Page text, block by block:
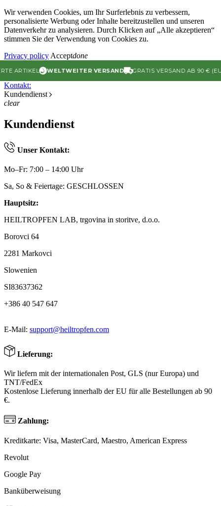
Wir verwenden Cookies, um Ihr Surferlebnis zu verbessern,
personalisierte Werbung oder Inhalte bereitzustellen und unseren
Datenverkehr zu analysieren. Durch Klicken auf „Alle akzeptieren“
stimmen Sie der Verwendung von Cookies zu.
Privacy policy Acceptdone
ARTIKEL WELTWEITER VERSAND GRATIS VERSAND AB 90 € (EU)
Kontakt:
Kundendienst
clear
Kundendienst
Unser Kontakt:
Mo–Fr: 7:00 – 14:00 Uhr
Sa, So & Feiertage: GESCHLOSSEN
Hauptsitz:
HEILTROPFEN LAB, trgovina in storitve, d.o.o.
Borovci 64
2281 Markovci
Slowenien
SI83637362
+386 40 547 647
E-Mail: support@heiltropfen.com
Lieferung:
Wir liefern mit der internationalen Post, GLS (nur Europa) und
TNT/FedEx
Kostenlose Lieferung innerhalb der EU für alle Bestellungen ab 90
€.
Zahlung:
Kreditkarte: Visa, MasterCard, Maestro, American Express
Revolut
Google Pay
Banküberweisung